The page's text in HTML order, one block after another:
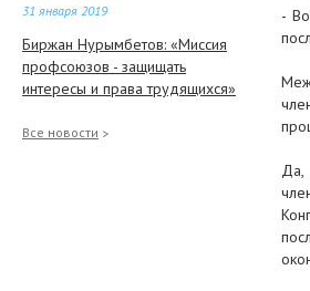
31 января 2019
Биржан Нурымбетов: «Миссия
профсоюзов - защищать
интересы и права трудящихся»
29 января 2019
Все новости
-
Да,